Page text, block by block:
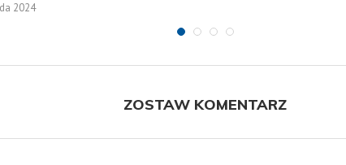
2024
ZOSTAW KOMENTARZ